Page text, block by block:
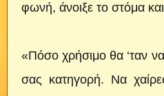
φωνή, άνοιξε το στόμα
«Πόσο χρήσιμο θα ‘ταν
σας κατηγορή. Να